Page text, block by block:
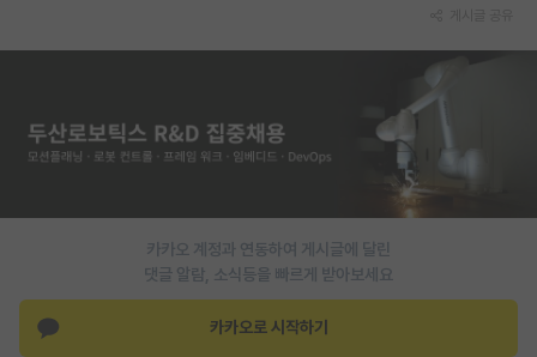
카카오 계정과 연동하여 게시글에 달린
댓글 알람, 소식등을 빠르게 받아보세요
카카오로 시작하기